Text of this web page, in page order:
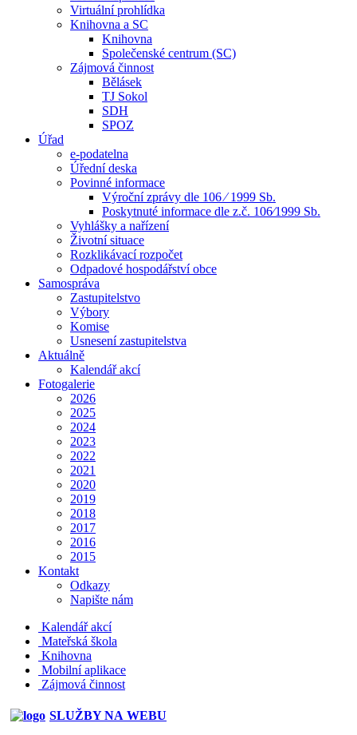
Virtuální prohlídka
Knihovna a SC
Knihovna
Společenské centrum (SC)
Zájmová činnost
Bělásek
TJ Sokol
SDH
SPOZ
Úřad
e-podatelna
Úřední deska
Povinné informace
Výroční zprávy dle 106 ⁄ 1999 Sb.
Poskytnuté informace dle z.č. 106⁄1999 Sb.
Vyhlášky a nařízení
Životní situace
Rozklikávací rozpočet
Odpadové hospodářství obce
Samospráva
Zastupitelstvo
Výbory
Komise
Usnesení zastupitelstva
Aktuálně
Kalendář akcí
Fotogalerie
2026
2025
2024
2023
2022
2021
2020
2019
2018
2017
2016
2015
Kontakt
Odkazy
Napište nám
Kalendář akcí
Mateřská škola
Knihovna
Mobilní aplikace
Zájmová činnost
SLUŽBY NA WEBU